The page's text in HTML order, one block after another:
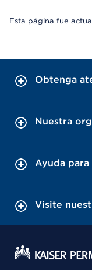
Esta página fue
Obtenga
Nuestra
Ayuda
Visite